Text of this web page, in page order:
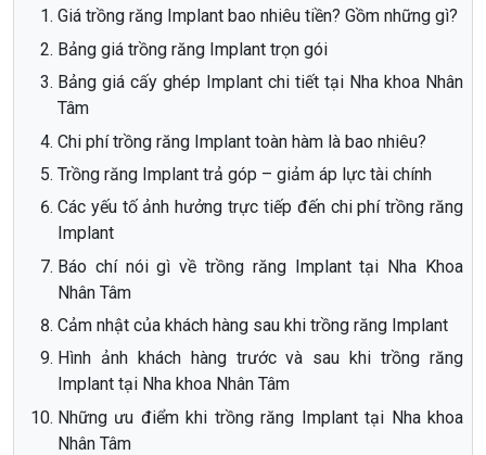
Giá trồng răng Implant bao nhiêu tiền? Gồm những gì?
Bảng giá trồng răng Implant trọn gói
Bảng giá cấy ghép Implant chi tiết tại Nha khoa Nhân
Tâm
Chi phí trồng răng Implant toàn hàm là bao nhiêu?
Trồng răng Implant trả góp – giảm áp lực tài chính
Các yếu tố ảnh hưởng trực tiếp đến chi phí trồng răng
Implant
Báo chí nói gì về trồng răng Implant tại Nha Khoa
Nhân Tâm
Cảm nhật của khách hàng sau khi trồng răng Implant
Hình ảnh khách hàng trước và sau khi trồng răng
Implant tại Nha khoa Nhân Tâm
Những ưu điểm khi trồng răng Implant tại Nha khoa
Nhân Tâm